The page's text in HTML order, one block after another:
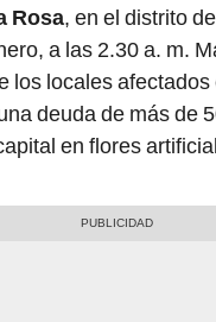
Rosa, en el distrito
a las 2.30 a. m.
los locales
deuda de más de
en flores